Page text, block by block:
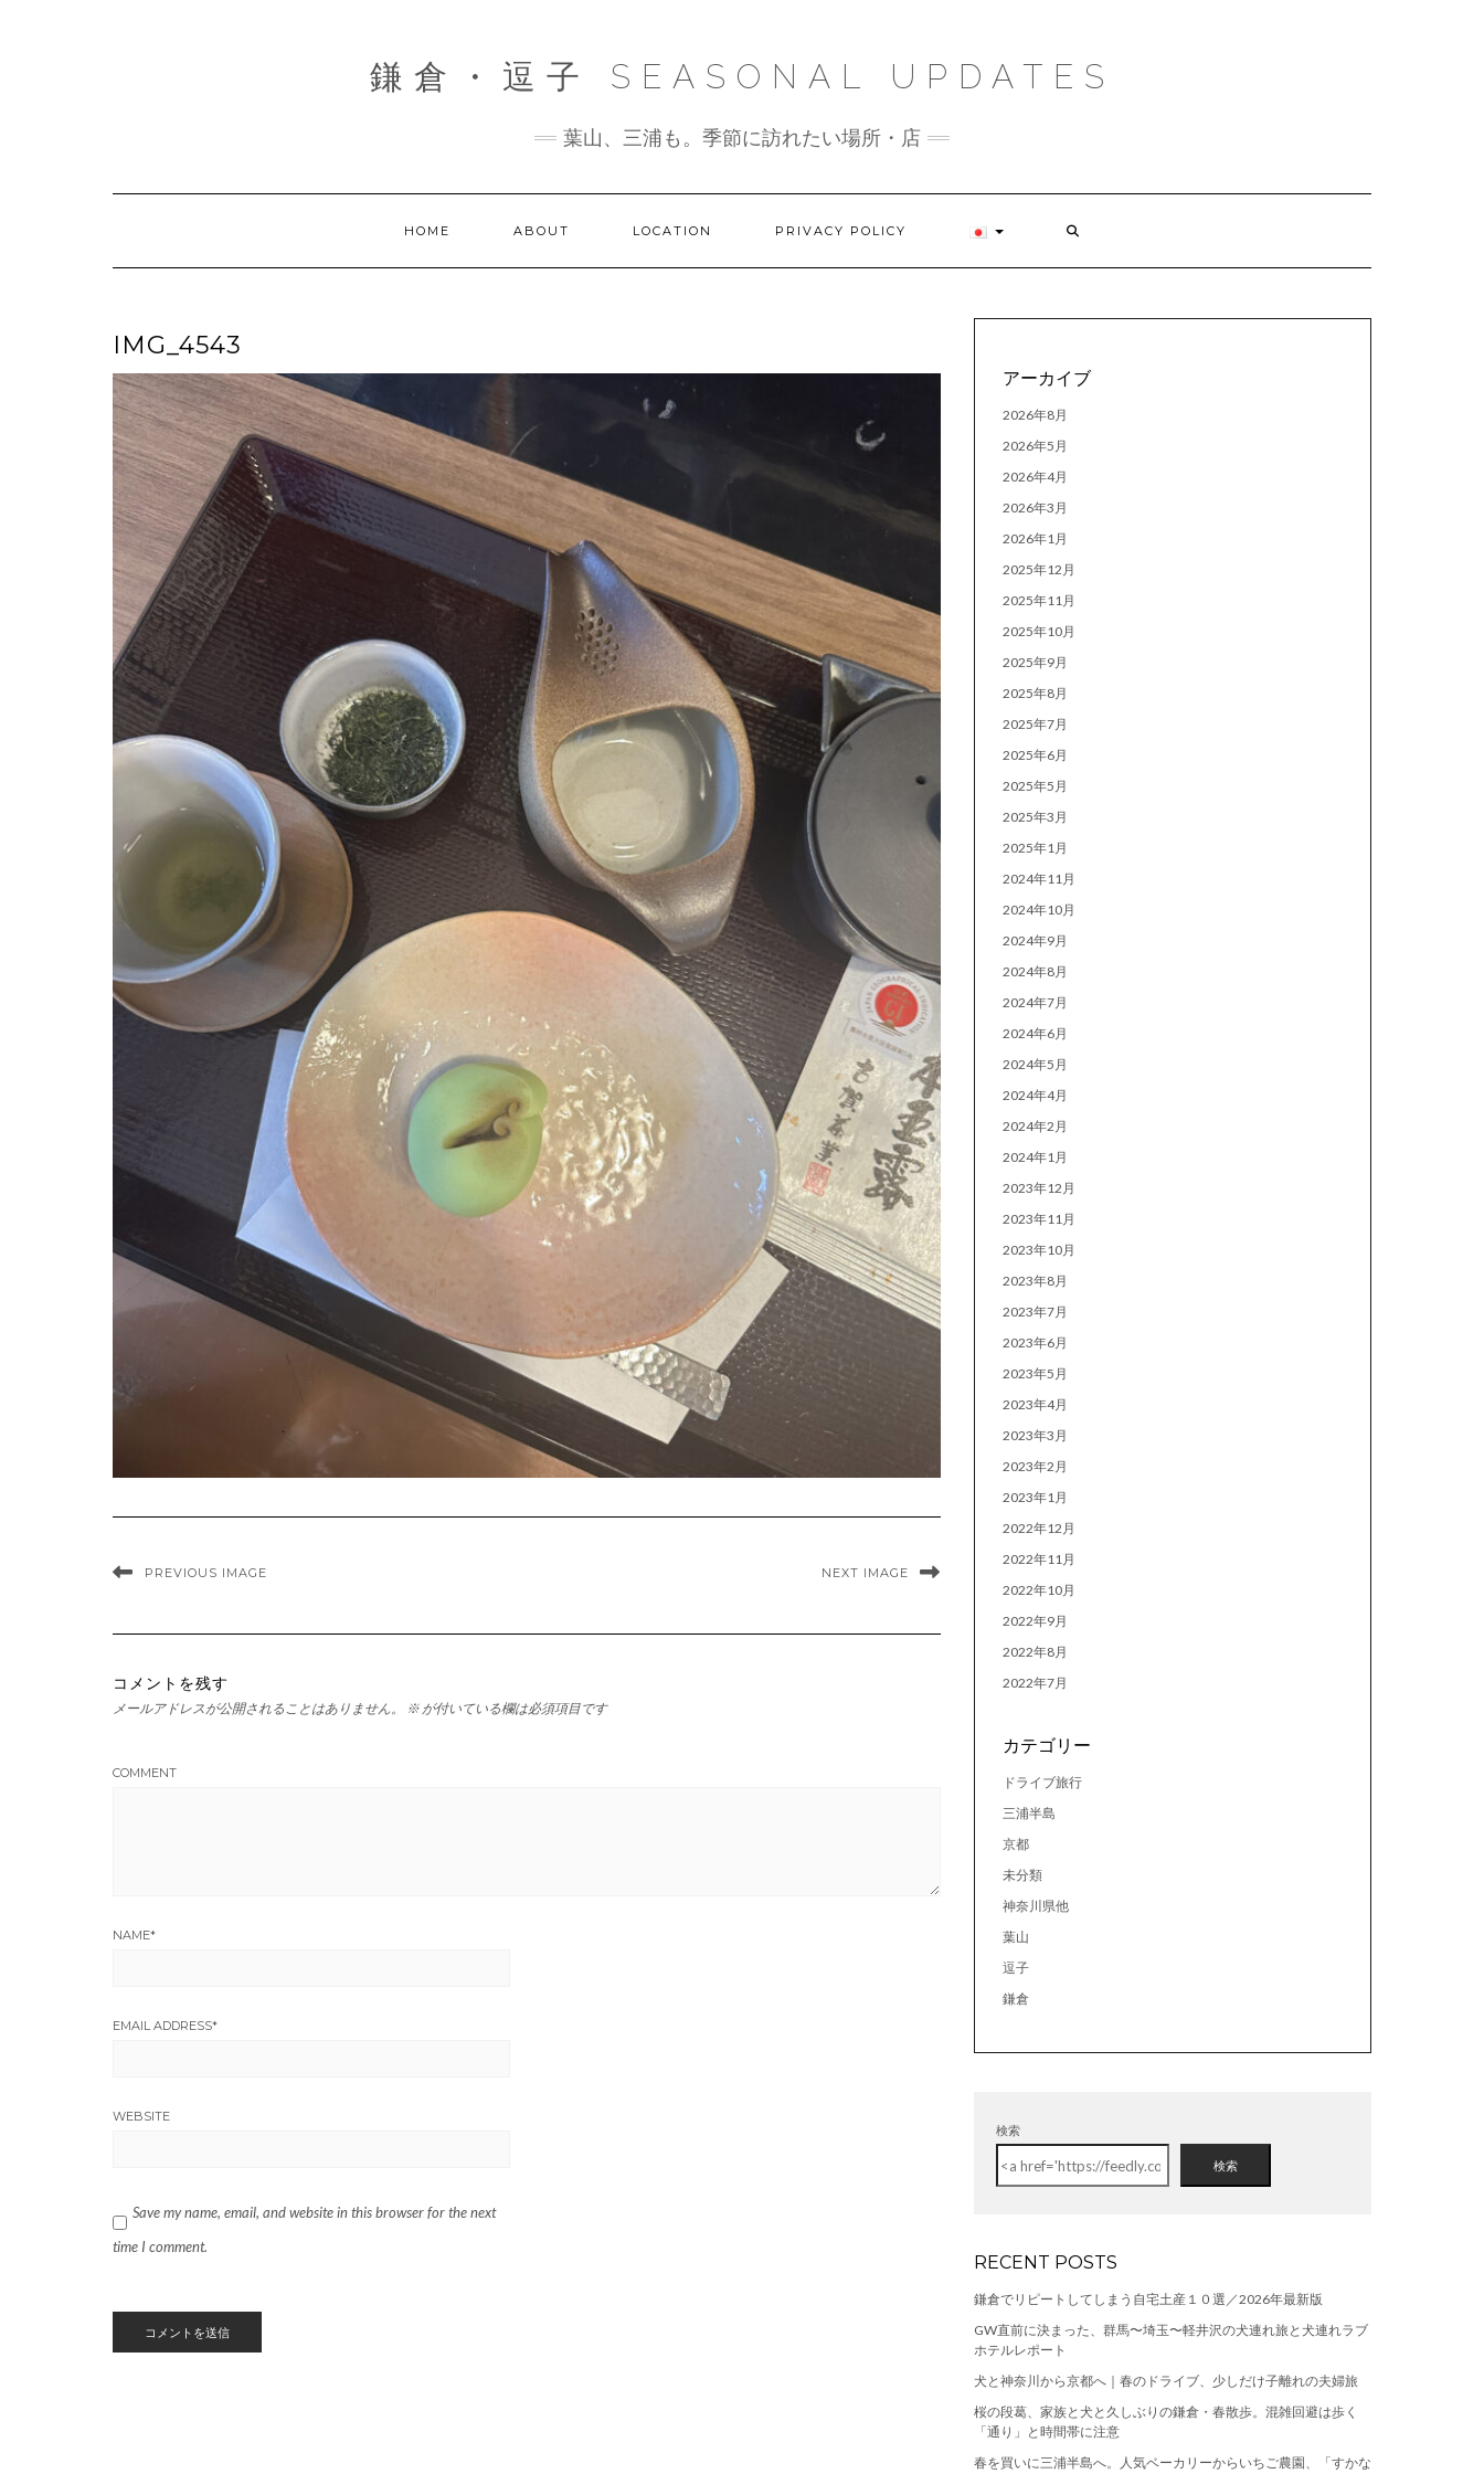
鎌倉・逗子 SEASONAL UPDATES
葉山、三浦も。季節に訪れたい場所・店
HOME ABOUT LOCATION PRIVACY POLICY
IMG_4543
PREVIOUS IMAGE NEXT IMAGE
コメントを残す
メールアドレスが公開されることはありません。 ※ が付いている欄は必須項目です
COMMENT
NAME*
EMAIL ADDRESS*
WEBSITE
Save my name, email, and website in this browser for the next
time I comment.
アーカイブ
2026年8月
2026年5月
2026年4月
2026年3月
2026年1月
2025年12月
2025年11月
2025年10月
2025年9月
2025年8月
2025年7月
2025年6月
2025年5月
2025年3月
2025年1月
2024年11月
2024年10月
2024年9月
2024年8月
2024年7月
2024年6月
2024年5月
2024年4月
2024年2月
2024年1月
2023年12月
2023年11月
2023年10月
2023年8月
2023年7月
2023年6月
2023年5月
2023年4月
2023年3月
2023年2月
2023年1月
2022年12月
2022年11月
2022年10月
2022年9月
2022年8月
2022年7月
カテゴリー
ドライブ旅行
三浦半島
京都
未分類
神奈川県他
葉山
逗子
鎌倉
検索
検索
RECENT POSTS
鎌倉でリピートしてしまう自宅土産１０選／2026年最新版
GW直前に決まった、群馬〜埼玉〜軽井沢の犬連れ旅と犬連れラブ
ホテルレポート
犬と神奈川から京都へ｜春のドライブ、少しだけ子離れの夫婦旅
桜の段葛、家族と犬と久しぶりの鎌倉・春散歩。混雑回避は歩く
「通り」と時間帯に注意
春を買いに三浦半島へ。人気ベーカリーからいちご農園、「すかな